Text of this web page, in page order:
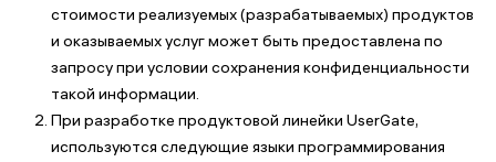
стоимости реализуемых (разрабатываемых) продуктов
и оказываемых услуг может быть предоставлена по
запросу при условии сохранения конфиденциальности
такой информации.
При разработке продуктовой линейки UserGate,
используются следующие языки программирования